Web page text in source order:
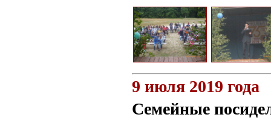
9 июля 2019 года
Семейные